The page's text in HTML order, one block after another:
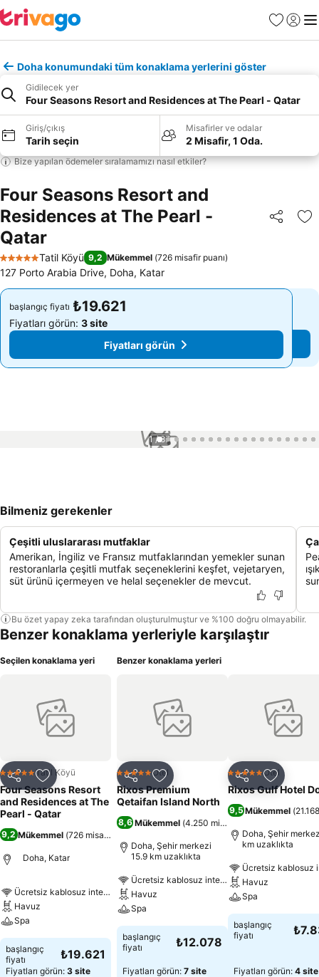
Favoriler
Giriş
Doha konumundaki tüm konaklama yerlerini göster
Gidilecek yer
Four Seasons Resort and Residences at The Pearl - Qatar
Giriş/çıkış
Tarih seçin
Misafirler ve odalar
2 Misafir, 1 Oda.
Bize yapılan ödemeler sıralamamızı nasıl etkiler?
Four Seasons Resort and
Residences at The Pearl -
Qatar
Paylaş
5 Yıldız
Tatil Köyü 9,2 Mükemmel (726 misafir puanı)
127 Porto Arabia Drive, Doha, Katar
başlangıç fiyatı ₺19.621
Fiyatları görün: 3 site
Fiyatları görün
başlangıç fiyatı ₺19.621
Fiyatları görün: 3 site
Fiyatları görün
1 / 87
Bilmeniz gerekenler
Çeşitli uluslararası mutfaklar
Amerikan, İngiliz ve Fransız mutfaklarından yemekler sunan
restoranlarla çeşitli mutfak seçeneklerini keşfet, vejetaryen,
süt ürünü içermeyen ve helal seçenekler de mevcut.
Bu özet yapay zeka tarafından oluşturulmuştur ve %100 doğru olmayabilir.
Benzer konaklama yerleriyle karşılaştır
Seçilen konaklama yeri
Paylaş Favorilerime ekle
5 Yıldız Tatil Köyü
Four Seasons Resort
and Residences at The
Pearl - Qatar
9,2 Mükemmel (726 misafir puanı
Doha, Katar
Ücretsiz kablosuz internet
Havuz
Spa
başlangıç
fiyatı
₺19.621
Fiyatları görün: 3 site
Benzer konaklama yerleri
Paylaş Favorilerime ekle
5 Yıldız Otel
Rixos Premium
Qetaifan Island North
8,6 Mükemmel (4.250 misafir puanı
Doha, Şehir merkezi
15.9 km uzaklıkta
Ücretsiz kablosuz internet
Havuz
Spa
başlangıç
fiyatı
₺12.078
Fiyatları görün: 7 site
Paylaş
5 Yıldız Otel
Rixos Gulf Hotel
9,5Mükemmel (
Doha, Şehir
km uzaklıkta
Ücretsiz kablosuz
Havuz
Spa
başlangıç
fiyatı
Fiyatları görün: 4 site